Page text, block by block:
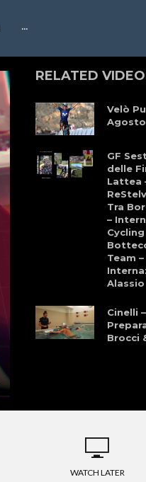
···
RELATED
Velò
GF
delle
Lattea
Tra
–
Team –
Alassio
Cinelli –
Brocci
Natura
WATCH LATER